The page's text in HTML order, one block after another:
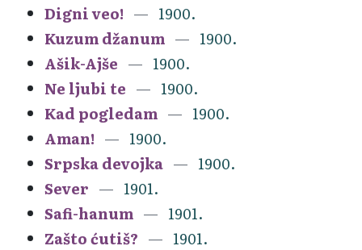
Digni veo!
1900.
Kuzum džanum
1900.
Ašik-Ajše
1900.
Ne ljubi te
1900.
Kad pogledam
1900.
Aman!
1900.
Srpska devojka
1900.
Sever
1901.
Safi-hanum
1901.
Zašto ćutiš?
1901.